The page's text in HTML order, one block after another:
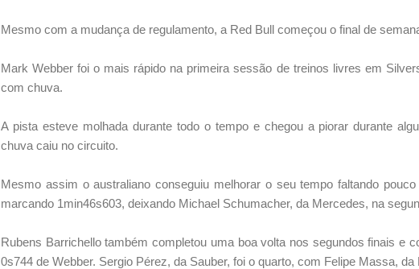
Mesmo com a mudança de regulamento, a Red Bull começou o final de
Mark Webber foi o mais rápido na primeira sessão de treinos livres em
com chuva.
A pista esteve molhada durante todo o tempo e chegou a piorar durante
chuva caiu no circuito.
Mesmo assim o australiano conseguiu melhorar o seu tempo faltando
marcando 1min46s603, deixando Michael Schumacher, da Mercedes, na
Rubens Barrichello também completou uma boa volta nos segundos finais e
0s744 de Webber. Sergio Pérez, da Sauber, foi o quarto, com Felipe Massa, da